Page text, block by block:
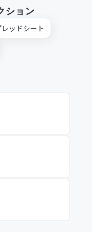
ション
ッドシート